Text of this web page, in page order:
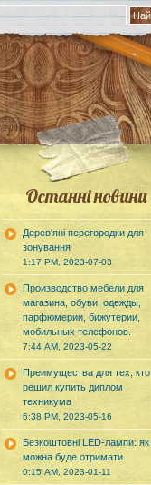
Останні новини
Дерев'яні перегородки для
зонування
1:17 PM, 2023-07-03
Производство мебели для
магазина, обуви, одежды,
парфюмерии, бижутерии,
мобильных телефонов.
7:44 AM, 2023-05-22
Преимущества для тех, кто
решил купить диплом
техникума
6:38 PM, 2023-05-16
Безкоштовні LED-лампи: як
можна буде отримати.
0:15 AM, 2023-01-11